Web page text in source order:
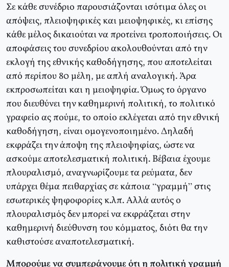
Σε κάθε συνέδριο παρουσιάζονται ισότιμα όλες οι
απόψεις, πλειοψηφικές και μειοψηφικές, κι επίσης
κάθε μέλος δικαιούται να προτείνει τροποποιήσεις. Οι
αποφάσεις του συνεδρίου ακολουθούνται από την
εκλογή της εθνικής καθοδήγησης, που αποτελείται
από περίπου 80 μέλη, με απλή αναλογική. Άρα
εκπροσωπείται και η μειοψηφία. Όμως το όργανο
που διευθύνει την καθημερινή πολιτική, το πολιτικό
γραφείο ας πούμε, το οποίο εκλέγεται από την εθνική
καθοδήγηση, είναι ομογενοποιημένο. Δηλαδή
εκφράζει την άποψη της πλειοψηφίας, ώστε να
ασκούμε αποτελεσματική πολιτική. Βέβαια έχουμε
πλουραλισμό, αναγνωρίζουμε τα ρεύματα, δεν
υπάρχει θέμα πειθαρχίας σε κάποια “γραμμή” στις
εσωτερικές ψηφοφορίες κ.λπ. Αλλά αυτός ο
πλουραλισμός δεν μπορεί να εκφράζεται στην
καθημερινή διεύθυνση του κόμματος, διότι θα την
καθιστούσε αναποτελεσματική.
Μπορούμε να συμπεράνουμε ότι η πολιτική γραμμή